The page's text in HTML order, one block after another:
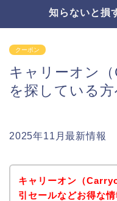
知らないと損
クーポン
キャリーオン
を探している方
2025年11月最新情報
キャリーオン（
引セールなどお得な